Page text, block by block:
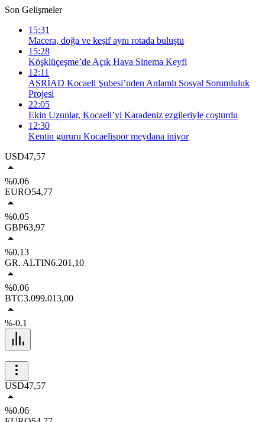
Son Gelişmeler
15:31
Macera, doğa ve keşif aynı rotada buluştu
15:28
Köşklüçeşme’de Açık Hava Sinema Keyfi
12:11
ASRİAD Kocaeli Şubesi’nden Anlamlı Sosyal Sorumluluk
Projesi
22:05
Ekin Uzunlar, Kocaeli’yi Karadeniz ezgileriyle coşturdu
12:30
Kentin gururu Kocaelispor meydana iniyor
USD47,57
%0.06
EURO54,77
%0.05
GBP63,97
%0.13
GR. ALTIN6.201,10
%0.06
BTC3.099.013,00
%-0.1
USD47,57
%0.06